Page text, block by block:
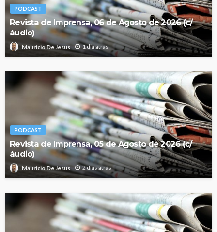
PODCAST
Revista de Imprensa, 06 de Agosto de 2026 (c/
áudio)
Mauricio De Jesus 1 dia atrás
PODCAST
Revista de Imprensa, 05 de Agosto de 2026 (c/
áudio)
Mauricio De Jesus 2 dias atrás